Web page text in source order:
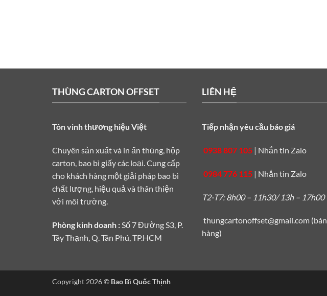
THÙNG CARTON OFFSET
Tôn vinh thương hiệu Việt
Chuyên sản xuất và in ấn thùng, hộp
carton, bao bì giấy các loại. Cung cấp
cho khách hàng một giải pháp bao bì
chất lượng, hiệu quả và thân thiện
với môi trường.
Phòng kinh doanh :Số 7 Đường S3, P.
Tây Thạnh, Q. Tân Phú, TP.HCM
LIÊN HỆ
Tiếp nhận yêu cầu báo giá
0938 807 105| Nhắn tin Zalo
0984 776 115| Nhắn tin Zalo
T2-T7: 8h00 – 11h30/ 13h – 17h00
thungcartonoffset@gmail.com(bán
hàng)
Copyright 2026 © Bao Bì Quốc Thịnh